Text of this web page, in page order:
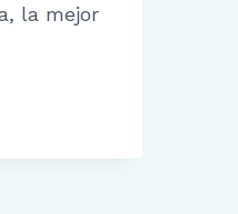
la mejor